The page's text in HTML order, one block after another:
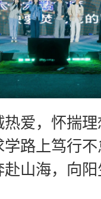
爱，怀揣
路上笃行
山海，向